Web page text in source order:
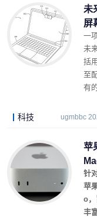
未
屏
一
未
括
至
有
科技 ugmbbc
苹
针
苹
o，
丰